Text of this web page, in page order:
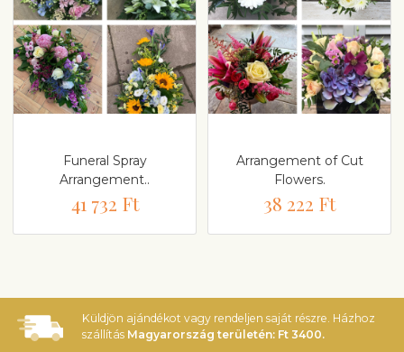
Funeral Spray
Arrangement..
41 732 Ft
Arrangement of Cut
Flowers.
38 222 Ft
Küldjön ajándékot vagy rendeljen saját részre. Házhoz
szállítás Magyarország területén: Ft 3400.